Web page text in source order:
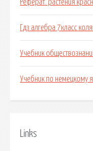
Реферат. растения
Гдз алгебра 7класс
Учебник
Учебник по немецкому
Links